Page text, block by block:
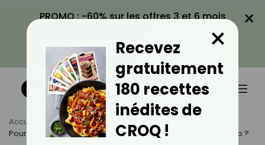
PROMO : -60% sur les offres 3 et 6 mois
VOIR LA PROMO
×
Accueil Actus
Alimentation
Pourquoi Est-Il Essentiel De Couvrir Les Aliments Dans Le Frigo ?
Recevez
gratuitement
180 recettes
inédites de
CROQ !
×